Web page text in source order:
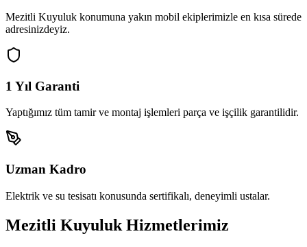
Mezitli Kuyuluk konumuna yakın mobil ekiplerimizle en kısa sürede
adresinizdeyiz.
1 Yıl Garanti
Yaptığımız tüm tamir ve montaj işlemleri parça ve işçilik garantilidir.
Uzman Kadro
Elektrik ve su tesisatı konusunda sertifikalı, deneyimli ustalar.
Mezitli Kuyuluk Hizmetlerimiz